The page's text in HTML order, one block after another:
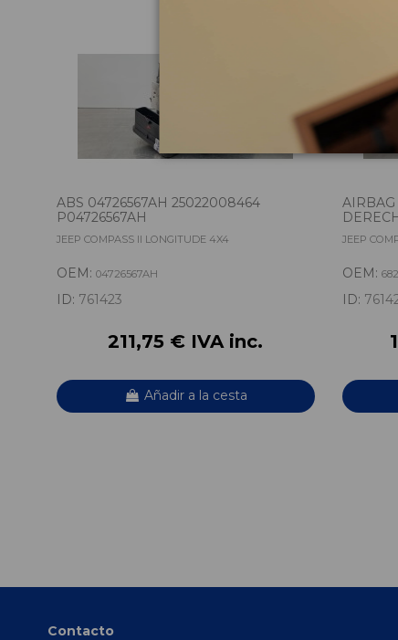
ABS 04726567AH 25022008464
P04726567AH
JEEP COMPASS II LONGITUDE 4X4
OEM: 04726567AH
ID: 761423
211,75 € IVA inc.
Añadir a la cesta
JEEP
OEM:
ID:
Contacto